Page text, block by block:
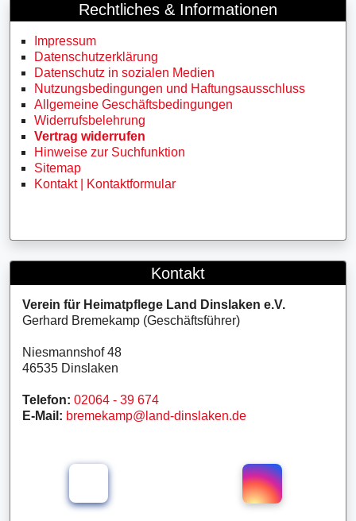
Rechtliches & Informationen
Impressum
Datenschutzerklärung
Datenschutz in sozialen Medien
Nutzungsbedingungen und Haftungsausschluss
Allgemeine Geschäftsbedingungen
Widerrufsbelehrung
Vertrag widerrufen
Hinweise zur Suchfunktion
Sitemap
Kontakt | Kontaktformular
Kontakt
Verein für Heimatpflege Land Dinslaken e.V.
Gerhard Bremekamp (Geschäftsführer)
Niesmannshof 48
46535 Dinslaken
Telefon: 02064 - 39 674
E-Mail: bremekamp@land-dinslaken.de